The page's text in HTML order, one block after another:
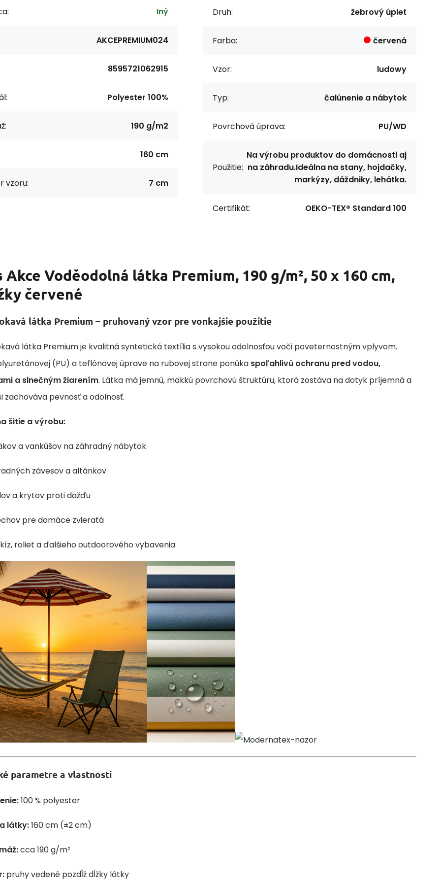
Iný
AKCEPREMIUM024
8595721062915
Polyester 100%
190 g/m2
160 cm
vzoru: 7 cm
Druh: žebrový úplet
Farba: červená
Vzor: ludowy
Typ: čalúnenie a nábytok
Povrchová úprava: PU/WD
Použitie:
Na výrobu produktov do domácnosti aj
na záhradu.Ideálna na stany, hojdačky,
markýzy, dáždniky, lehátka.
Certifikát: OEKO-TEX® Standard 100
Akce Voděodolná látka Premium, 190 g/m², 50 x 160 cm,
červené
látka Premium – pruhovaný vzor pre vonkajšie použitie
látka Premium je kvalitná syntetická textília s vysokou odolnosťou voči poveternostným vplyvom.
(PU) a teflónovej úprave na rubovej strane ponúka spoľahlivú ochranu pred vodou,
a slnečným žiarením. Látka má jemnú, mäkkú povrchovú štruktúru, ktorá zostáva na dotyk príjemná a
zachováva pevnosť a odolnosť.
šitie a výrobu:
a vankúšov na záhradný nábytok
závesov a altánkov
a krytov proti dažďu
pre domáce zvieratá
roliet a ďalšieho outdoorového vybavenia
parametre a vlastnosti
100 % polyester
látky:160 cm (±2 cm)
cca 190 g/m²
pruhy vedené pozdĺž dĺžky látky